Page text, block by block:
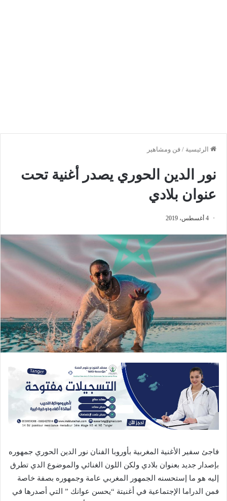
الرئيسية / فن ومشاهير
نور الدين الحوري يصدر أغنية تحت
عنوان بلادي
4 أغسطس، 2019
فاجئ سفير الأغنية المغربية بأوروبا الفنان نور الدين الحوري جمهوره
بإصدار جديد بعنوان بلادي ولكن اللون الغنائي والموضوع الدي تطرق
إليه هو ما إستحسنه الجمهور المغربي عامة وجمهوره بصفة خاصة
فمن الدراما الإجتماعية في أغنيتة “يحسن عوانك ” التي أصدرها في